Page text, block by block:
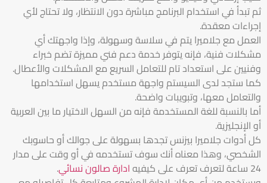
ثم تبدأ في استخدام البرنامج مباشرة دون الانتظار، ولا تحتاج لأي
إجراءات معقدة.
العمل مع جلاميرا يتم في سلاسة وسهولة، وإذا واجهتك أي
مشكلات فنية، فإنه يتوفر خدمة دعم فني مميزة تضم خبراء
وفنيين على استعداد تام للتعامل السريع مع المشكلات والأعطال.
كما ستجد لدى السيستم واجهة مستخدم يسهل استخدامها
والتعامل معها، وتبويبات واضحة.
أما بالنسبة للغة المستخدمة فإنه من السهل الاختيار ما بين العربية
أو الإنجليزية.
كل أدوات جلاميرا بيزنس تجدها بسهولة على جوالك أو حاسوبك
الشخصي، وهذا معناه أنك سوف تستخدمه في أو وقت على مدار
24 ساعة لتعرف تعرف على كيفيه
ادارة صالون نسائي.